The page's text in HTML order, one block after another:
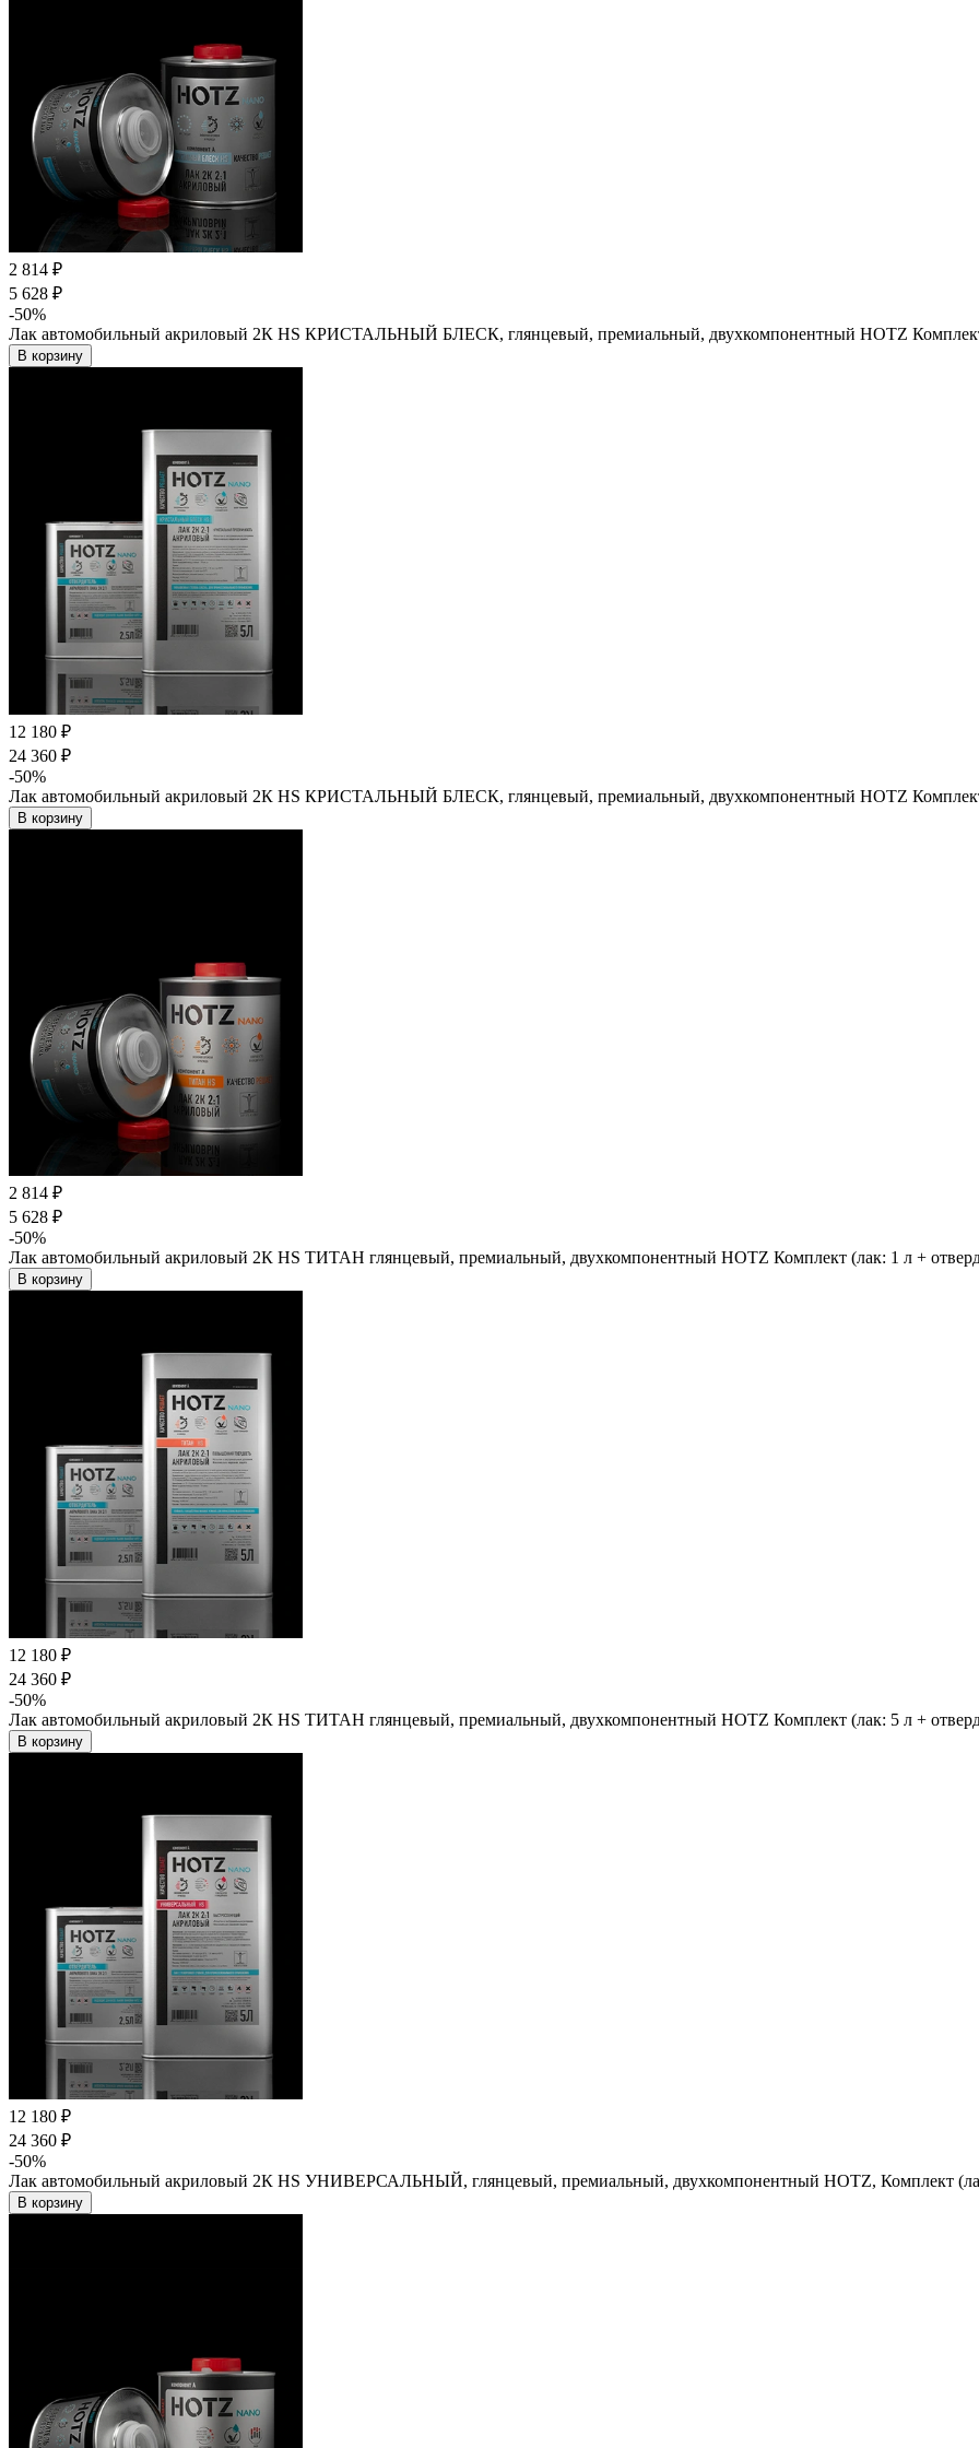
2 814 ₽
5 628 ₽
-50%
Лак автомобильный акриловый 2К HS КРИСТАЛЬНЫЙ БЛЕСК, глянцевый, премиальный, двухкомпонентный HOTZ Комплект
В корзину
12 180 ₽
24 360 ₽
-50%
Лак автомобильный акриловый 2К HS КРИСТАЛЬНЫЙ БЛЕСК, глянцевый, премиальный, двухкомпонентный HOTZ Комплект
В корзину
2 814 ₽
5 628 ₽
-50%
Лак автомобильный акриловый 2К HS ТИТАН глянцевый, премиальный, двухкомпонентный HOTZ Комплект (лак: 1 л +
В корзину
12 180 ₽
24 360 ₽
-50%
Лак автомобильный акриловый 2К HS ТИТАН глянцевый, премиальный, двухкомпонентный HOTZ Комплект (лак: 5 л +
В корзину
12 180 ₽
24 360 ₽
-50%
Лак автомобильный акриловый 2К HS УНИВЕРСАЛЬНЫЙ, глянцевый, премиальный, двухкомпонентный HOTZ, Комплект
В корзину